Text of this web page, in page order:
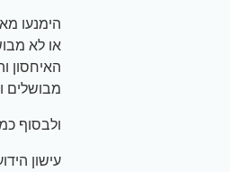
הימנעו
או לא
האיחסון
מבושלים
ולבסוף
עישון